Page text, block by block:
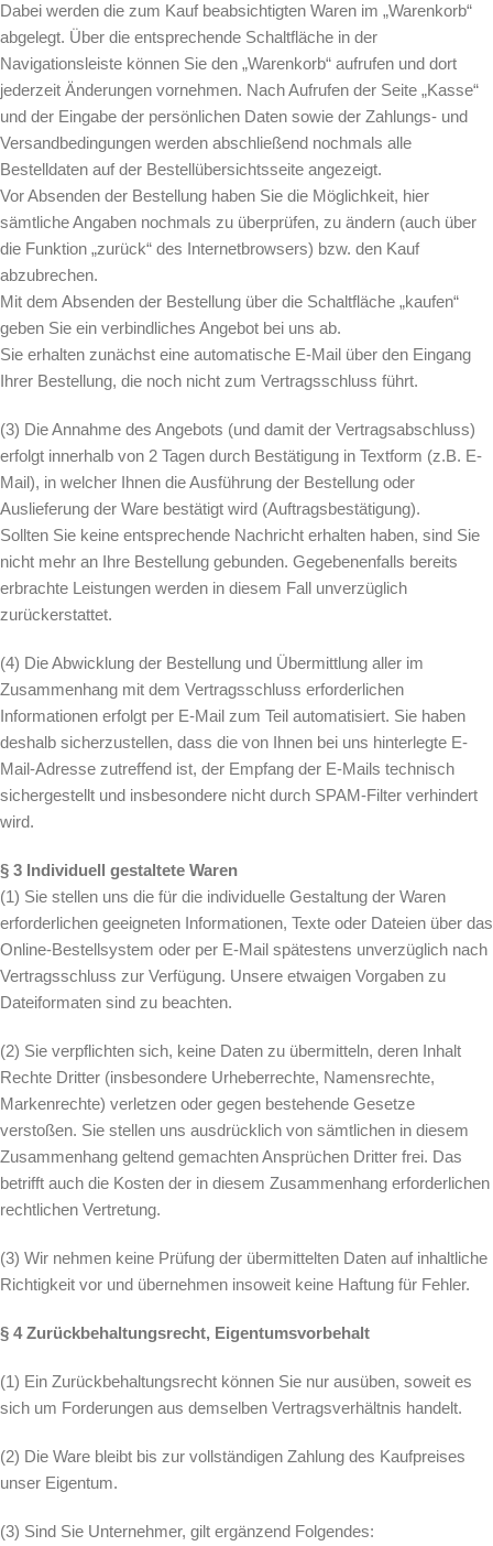
Dabei werden die zum Kauf beabsichtigten Waren im „Warenkorb“
abgelegt. Über die entsprechende Schaltfläche in der
Navigationsleiste können Sie den „Warenkorb“ aufrufen und dort
jederzeit Änderungen vornehmen. Nach Aufrufen der Seite „Kasse“
und der Eingabe der persönlichen Daten sowie der Zahlungs- und
Versandbedingungen werden abschließend nochmals alle
Bestelldaten auf der Bestellübersichtsseite angezeigt.
Vor Absenden der Bestellung haben Sie die Möglichkeit, hier
sämtliche Angaben nochmals zu überprüfen, zu ändern (auch über
die Funktion „zurück“ des Internetbrowsers) bzw. den Kauf
abzubrechen.
Mit dem Absenden der Bestellung über die Schaltfläche „kaufen“
geben Sie ein verbindliches Angebot bei uns ab.
Sie erhalten zunächst eine automatische E-Mail über den Eingang
Ihrer Bestellung, die noch nicht zum Vertragsschluss führt.
(3) Die Annahme des Angebots (und damit der Vertragsabschluss)
erfolgt innerhalb von 2 Tagen durch Bestätigung in Textform (z.B. E-
Mail), in welcher Ihnen die Ausführung der Bestellung oder
Auslieferung der Ware bestätigt wird (Auftragsbestätigung).
Sollten Sie keine entsprechende Nachricht erhalten haben, sind Sie
nicht mehr an Ihre Bestellung gebunden. Gegebenenfalls bereits
erbrachte Leistungen werden in diesem Fall unverzüglich
zurückerstattet.
(4) Die Abwicklung der Bestellung und Übermittlung aller im
Zusammenhang mit dem Vertragsschluss erforderlichen
Informationen erfolgt per E-Mail zum Teil automatisiert. Sie haben
deshalb sicherzustellen, dass die von Ihnen bei uns hinterlegte E-
Mail-Adresse zutreffend ist, der Empfang der E-Mails technisch
sichergestellt und insbesondere nicht durch SPAM-Filter verhindert
wird.
§ 3 Individuell gestaltete Waren
(1) Sie stellen uns die für die individuelle Gestaltung der Waren
erforderlichen geeigneten Informationen, Texte oder Dateien über das
Online-Bestellsystem oder per E-Mail spätestens unverzüglich nach
Vertragsschluss zur Verfügung. Unsere etwaigen Vorgaben zu
Dateiformaten sind zu beachten.
(2) Sie verpflichten sich, keine Daten zu übermitteln, deren Inhalt
Rechte Dritter (insbesondere Urheberrechte, Namensrechte,
Markenrechte) verletzen oder gegen bestehende Gesetze
verstoßen. Sie stellen uns ausdrücklich von sämtlichen in diesem
Zusammenhang geltend gemachten Ansprüchen Dritter frei. Das
betrifft auch die Kosten der in diesem Zusammenhang erforderlichen
rechtlichen Vertretung.
(3) Wir nehmen keine Prüfung der übermittelten Daten auf inhaltliche
Richtigkeit vor und übernehmen insoweit keine Haftung für Fehler.
§ 4 Zurückbehaltungsrecht, Eigentumsvorbehalt
(1) Ein Zurückbehaltungsrecht können Sie nur ausüben, soweit es
sich um Forderungen aus demselben Vertragsverhältnis handelt.
(2) Die Ware bleibt bis zur vollständigen Zahlung des Kaufpreises
unser Eigentum.
(3) Sind Sie Unternehmer, gilt ergänzend Folgendes: